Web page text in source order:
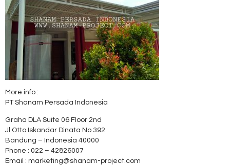
More info :
PT Shanam Persada Indonesia
Graha DLA Suite 06 Floor 2nd
Jl Otto Iskandar Dinata No 392
Bandung – Indonesia 40000
Phone : 022 – 42826007
Email : marketing@shanam-project.com